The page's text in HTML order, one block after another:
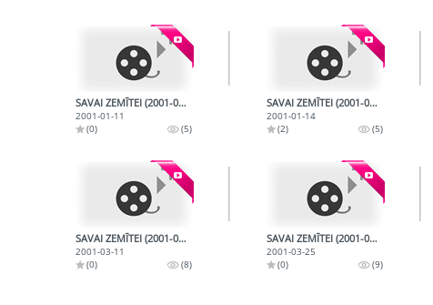
SAVAI ZEMĪTEI (2001-01-11)
2001-01-11
(0)
(5)
SAVAI ZEMĪTEI (2001-01-14)
2001-01-14
(2)
(5)
SAVAI ZEMĪTEI (2001-03-11)
2001-03-11
(0)
(8)
SAVAI ZEMĪTEI (2001-03-25)
2001-03-25
(0)
(9)